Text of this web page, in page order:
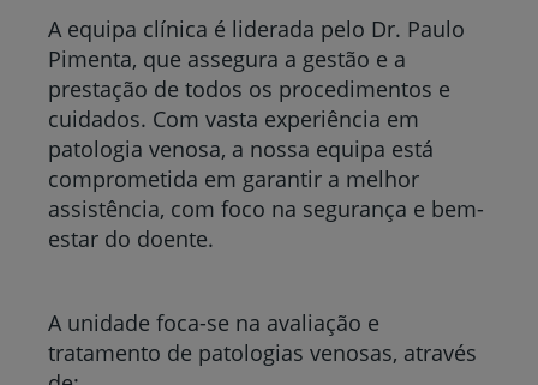
A equipa clínica é liderada pelo Dr. Paulo
Pimenta, que assegura a gestão e a
prestação de todos os procedimentos e
cuidados. Com vasta experiência em
patologia venosa, a nossa equipa está
comprometida em garantir a melhor
assistência, com foco na segurança e bem-
estar do doente.
A unidade foca-se na avaliação e
tratamento de patologias venosas, através